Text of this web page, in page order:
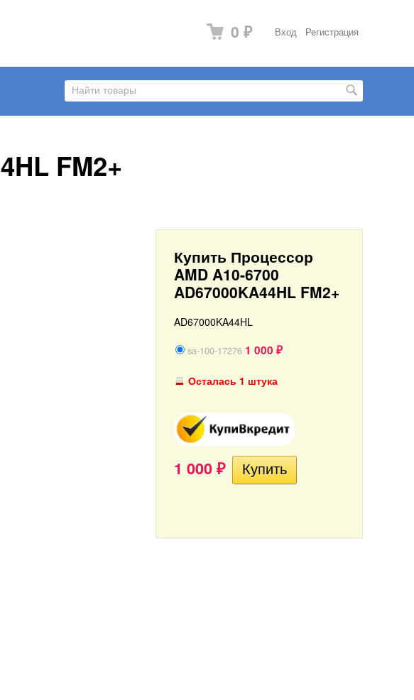
Вход Регистрация
0 ₽
FM2+
Купить Процессор
AMD A10-6700
AD67000KA44HL FM2+
AD67000KA44HL
sa-100-17276 1 000 ₽
Осталась 1 штука
1 000 ₽